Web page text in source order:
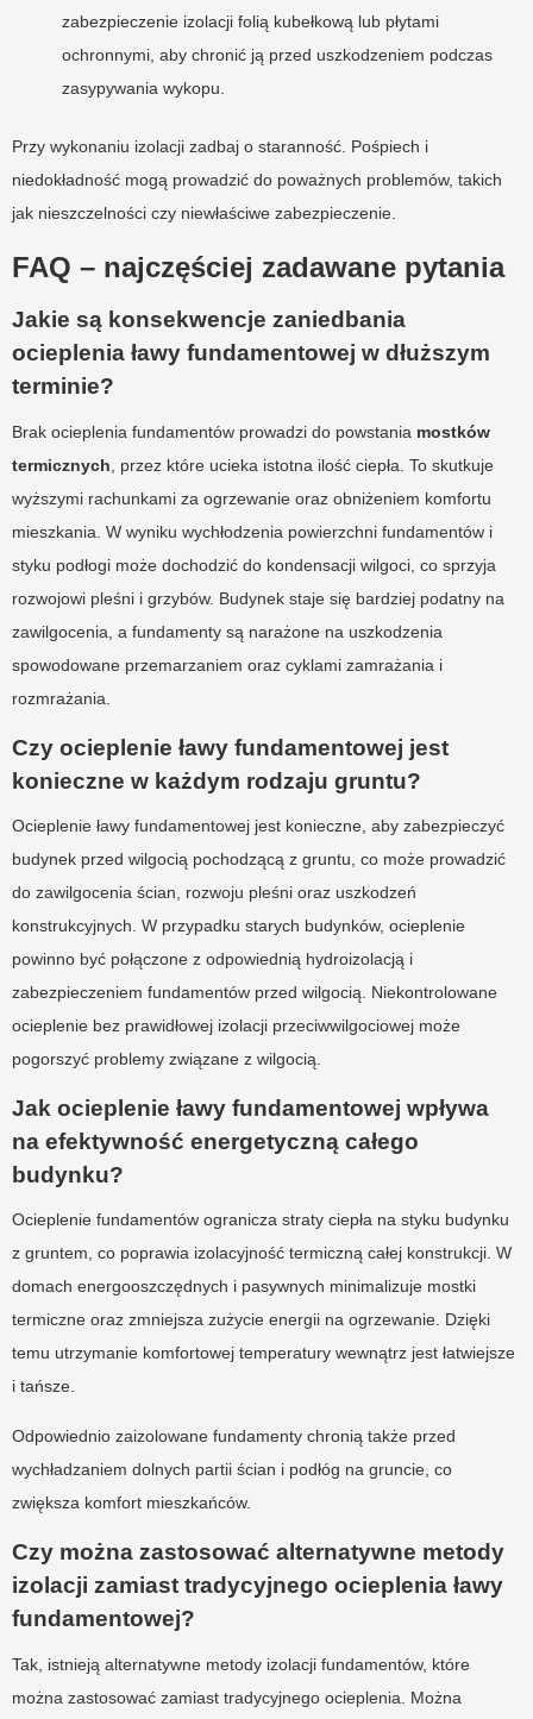
zabezpieczenie izolacji folią kubełkową lub płytami
ochronnymi, aby chronić ją przed uszkodzeniem podczas
zasypywania wykopu.
Przy wykonaniu izolacji zadbaj o staranność. Pośpiech i
niedokładność mogą prowadzić do poważnych problemów, takich
jak nieszczelności czy niewłaściwe zabezpieczenie.
FAQ – najczęściej zadawane pytania
Jakie są konsekwencje zaniedbania
ocieplenia ławy fundamentowej w dłuższym
terminie?
Brak ocieplenia fundamentów prowadzi do powstania mostków
termicznych , przez które ucieka istotna ilość ciepła. To skutkuje
wyższymi rachunkami za ogrzewanie oraz obniżeniem komfortu
mieszkania. W wyniku wychłodzenia powierzchni fundamentów i
styku podłogi może dochodzić do kondensacji wilgoci, co sprzyja
rozwojowi pleśni i grzybów. Budynek staje się bardziej podatny na
zawilgocenia, a fundamenty są narażone na uszkodzenia
spowodowane przemarzaniem oraz cyklami zamrażania i
rozmrażania.
Czy ocieplenie ławy fundamentowej jest
konieczne w każdym rodzaju gruntu?
Ocieplenie ławy fundamentowej jest konieczne, aby zabezpieczyć
budynek przed wilgocią pochodzącą z gruntu, co może prowadzić
do zawilgocenia ścian, rozwoju pleśni oraz uszkodzeń
konstrukcyjnych. W przypadku starych budynków, ocieplenie
powinno być połączone z odpowiednią hydroizolacją i
zabezpieczeniem fundamentów przed wilgocią. Niekontrolowane
ocieplenie bez prawidłowej izolacji przeciwwilgociowej może
pogorszyć problemy związane z wilgocią.
Jak ocieplenie ławy fundamentowej wpływa
na efektywność energetyczną całego
budynku?
Ocieplenie fundamentów ogranicza straty ciepła na styku budynku
z gruntem, co poprawia izolacyjność termiczną całej konstrukcji. W
domach energooszczędnych i pasywnych minimalizuje mostki
termiczne oraz zmniejsza zużycie energii na ogrzewanie. Dzięki
temu utrzymanie komfortowej temperatury wewnątrz jest łatwiejsze
i tańsze.
Odpowiednio zaizolowane fundamenty chronią także przed
wychładzaniem dolnych partii ścian i podłóg na gruncie, co
zwiększa komfort mieszkańców.
Czy można zastosować alternatywne metody
izolacji zamiast tradycyjnego ocieplenia ławy
fundamentowej?
Tak, istnieją alternatywne metody izolacji fundamentów, które
można zastosować zamiast tradycyjnego ocieplenia. Można